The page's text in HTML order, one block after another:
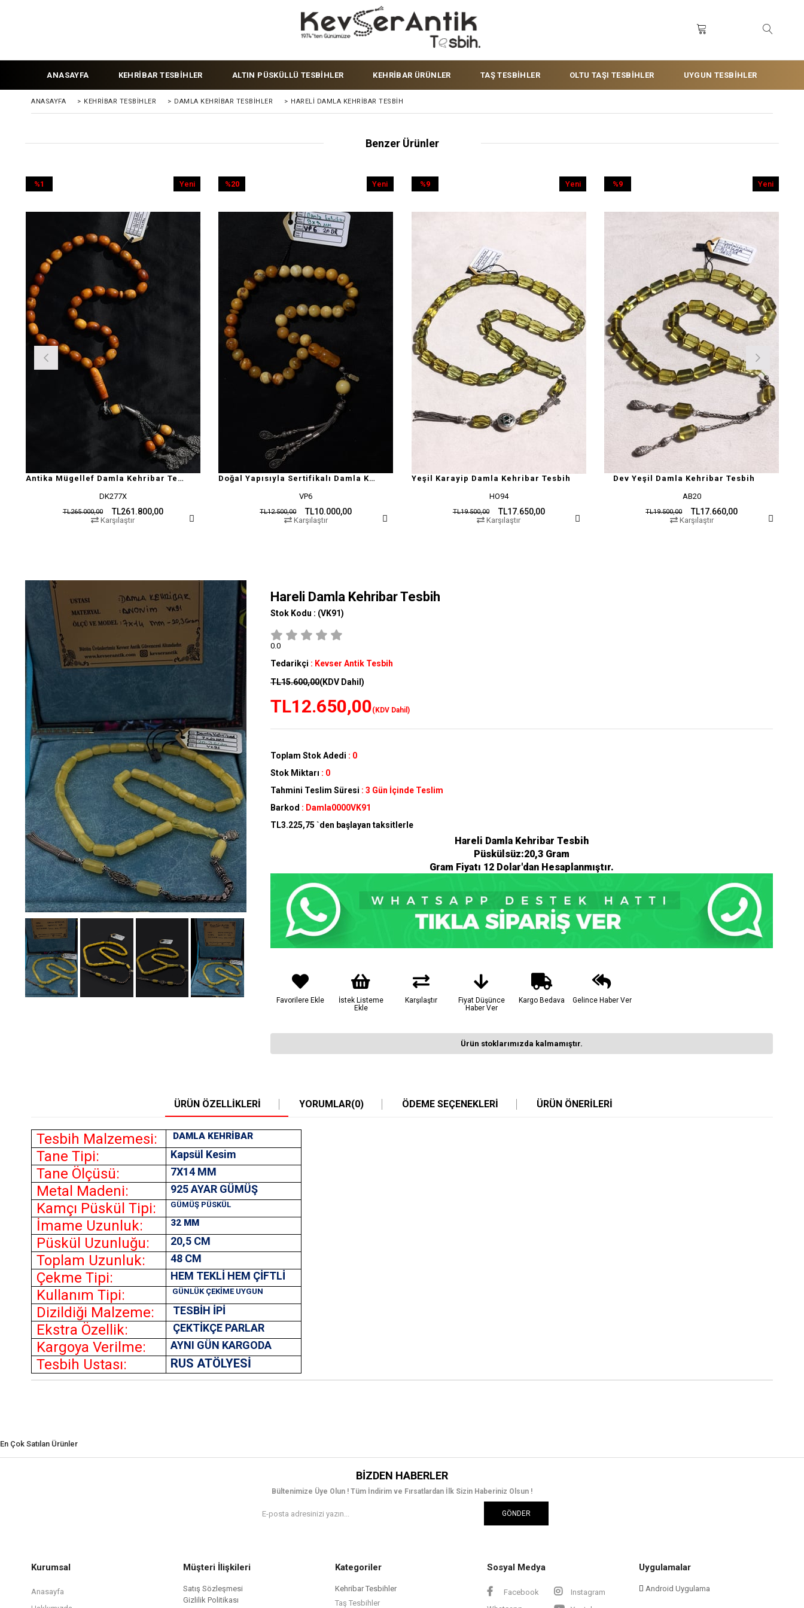
ANASAYFA KEHRİBAR TESBİHLER ALTIN PÜSKÜLLÜ TESBİHLER KEHRİBAR ÜRÜNLER TAŞ TESBİHLER OLTU TAŞI TESBİHLER UYGUN TESBİHLER
ANASAYFA > KEHRIBAR TESBIHLER > DAMLA KEHRİBAR TESBİHLER > HARELI DAMLA KEHRIBAR TESBIH
Benzer Ürünler
Antika Mügellef Damla Kehribar Tesbih
DK277X
TL261.800,00
TL265.000,00
%1
%1İndirim
Yeni
Karşılaştır
Doğal Yapısıyla Sertifikalı Damla Kehribar Tesbih
VP6
TL10.000,00
TL12.500,00
%20
%20İndirim
Yeni
Karşılaştır
Yeşil Karayip Damla Kehribar Tesbih
HO94
TL17.650,00
TL19.500,00
%9
%9İndirim
Yeni
Karşılaştır
Dev Yeşil Damla Kehribar Tesbih
AB20
TL17.660,00
TL19.500,00
%9
%9İndirim
Yeni
Karşılaştır
Hareli Damla Kehribar Tesbih
Stok Kodu : (VK91)
0.0
Tedarikçi : Kevser Antik Tesbih
TL15.600,00(KDV Dahil)
TL12.650,00(KDV Dahil)
Toplam Stok Adedi : 0
Stok Miktarı : 0
Tahmini Teslim Süresi : 3 Gün İçinde Teslim
Barkod : Damla0000VK91
TL3.225,75 `den başlayan taksitlerle
Hareli Damla Kehribar Tesbih
Püskülsüz:20,3 Gram
Gram Fiyatı 12 Dolar'dan Hesaplanmıştır.
Favorilere Ekle
İstek Listeme
Ekle
Karşılaştır
Fiyat Düşünce
Haber Ver
Kargo Bedava Gelince Haber Ver
Ürün stoklarımızda kalmamıştır.
ÜRÜN ÖZELLIKLERI YORUMLAR(0) ÖDEME SEÇENEKLERI ÜRÜN ÖNERILERI
Tesbih Malzemesi: DAMLA KEHRİBAR
Tane Tipi: Kapsül Kesim
Tane Ölçüsü: 7X14 MM
Metal Madeni: 925 AYAR GÜMÜŞ
Kamçı Püskül Tipi: GÜMÜŞ PÜSKÜL
İmame Uzunluk: 32 MM
Püskül Uzunluğu: 20,5 CM
Toplam Uzunluk: 48 CM
Çekme Tipi: HEM TEKLİ HEM ÇİFTLİ
Kullanım Tipi: GÜNLÜK ÇEKİME UYGUN
Dizildiği Malzeme: TESBİH İPİ
Ekstra Özellik: ÇEKTİKÇE PARLAR
Kargoya Verilme: AYNI GÜN KARGODA
Tesbih Ustası: RUS ATÖLYESİ
En Çok Satılan Ürünler
BIZDEN HABERLER
Bültenimize Üye Olun ! Tüm İndirim ve Fırsatlardan İlk Sizin Haberiniz Olsun !
GÖNDER
Kurumsal
Anasayfa
Müşteri İlişkileri
Satış Sözleşmesi
Gizlilik Politikası
Kategoriler
Kehribar Tesbihler
Taş Tesbihler
Sosyal Medya
Facebook
Instagram
Uygulamalar
Android Uygulama